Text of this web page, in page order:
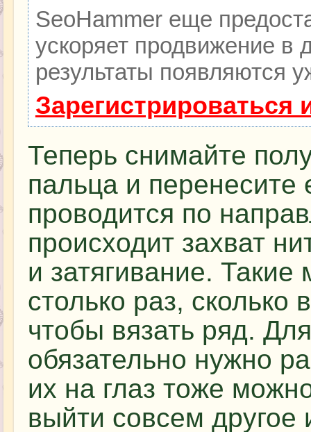
SeoHammer еще
ускоряет продвижение в
результаты появляются
Теперь снимайте
пальца и перенесите
проводится по
происходит захват
и затягивание.
столько раз,
чтобы вязать ряд.
обязательно нужно
их на глаз тоже
выйти совсем другое